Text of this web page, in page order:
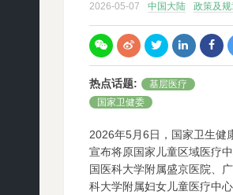
2026-05-07 中国大陆 政策及
热点话题:
基层医疗
国家卫健委
2026年5月6日，国家卫生健
宣布将原国家儿童区域医疗
国医科大学附属盛京医院、
科大学附属妇女儿童医疗中